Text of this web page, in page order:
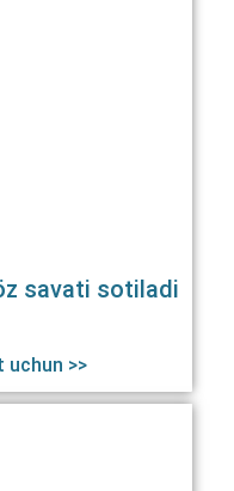
savati sotiladi
>>